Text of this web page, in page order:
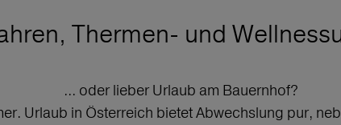
Thermen- und
... oder lieber Urlaub am Bauernhof?
Urlaub in Österreich bietet Abwechslung pur,